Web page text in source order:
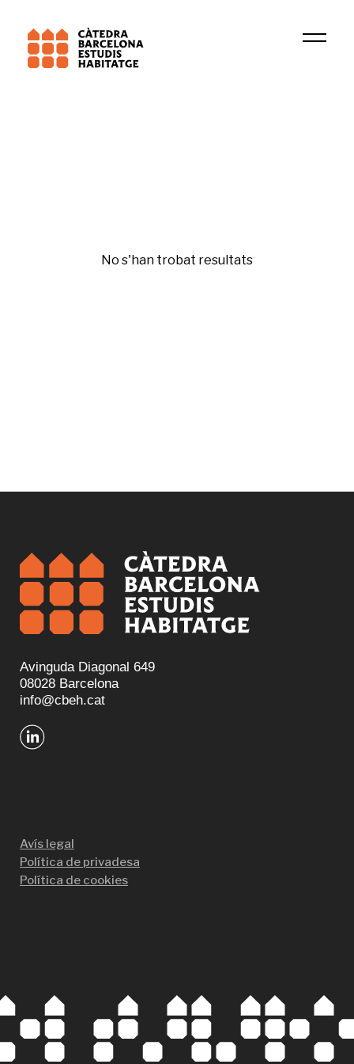
No s'han trobat resultats
Avinguda Diagonal 649
08028 Barcelona
info@cbeh.cat
Avís legal
Política de privadesa
Política de cookies